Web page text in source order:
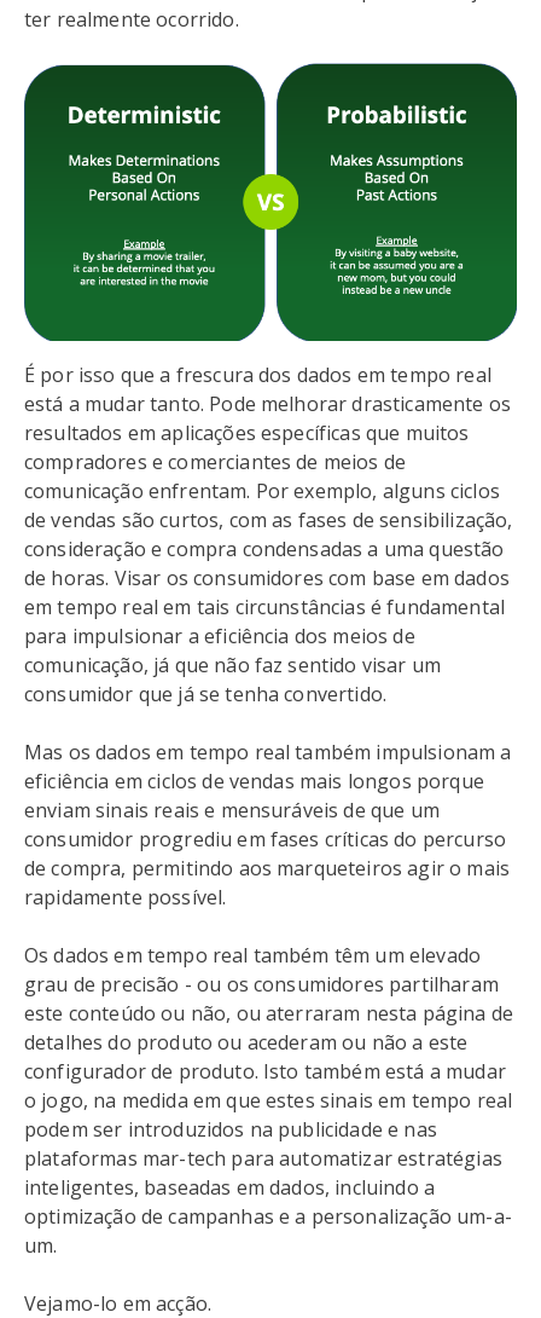
ter realmente ocorrido.
É por isso que a frescura dos dados em tempo real
está a mudar tanto. Pode melhorar drasticamente os
resultados em aplicações específicas que muitos
compradores e comerciantes de meios de
comunicação enfrentam. Por exemplo, alguns ciclos
de vendas são curtos, com as fases de sensibilização,
consideração e compra condensadas a uma questão
de horas. Visar os consumidores com base em dados
em tempo real em tais circunstâncias é fundamental
para impulsionar a eficiência dos meios de
comunicação, já que não faz sentido visar um
consumidor que já se tenha convertido.
Mas os dados em tempo real também impulsionam a
eficiência em ciclos de vendas mais longos porque
enviam sinais reais e mensuráveis de que um
consumidor progrediu em fases críticas do percurso
de compra, permitindo aos marqueteiros agir o mais
rapidamente possível.
Os dados em tempo real também têm um elevado
grau de precisão - ou os consumidores partilharam
este conteúdo ou não, ou aterraram nesta página de
detalhes do produto ou acederam ou não a este
configurador de produto. Isto também está a mudar
o jogo, na medida em que estes sinais em tempo real
podem ser introduzidos na publicidade e nas
plataformas mar-tech para automatizar estratégias
inteligentes, baseadas em dados, incluindo a
optimização de campanhas e a personalização um-a-
um.
Vejamo-lo em acção.